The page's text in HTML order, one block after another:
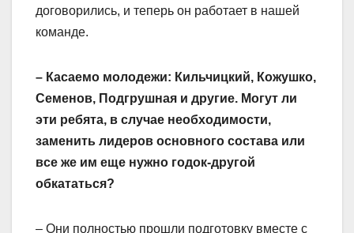
договорились, и теперь он работает в нашей
команде.
– Касаемо молодежи: Кильчицкий, Кожушко,
Семенов, Подгрушная и другие. Могут ли
эти ребята, в случае необходимости,
заменить лидеров основного состава или
все же им еще нужно годок-другой
обкататься?
– Они полностью прошли подготовку вместе с